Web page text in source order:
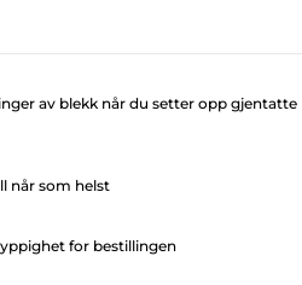
av blekk når du setter opp gjentatte
når som helst
for bestillingen